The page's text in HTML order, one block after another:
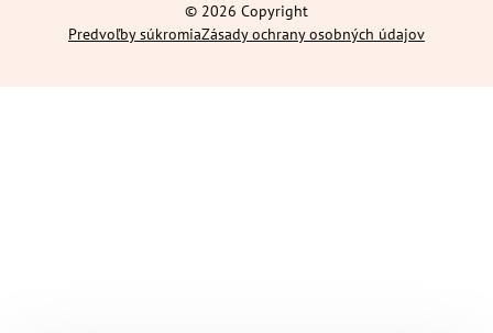
© 2026 Copyright
Predvoľby súkromiaZásady ochrany osobných údajov